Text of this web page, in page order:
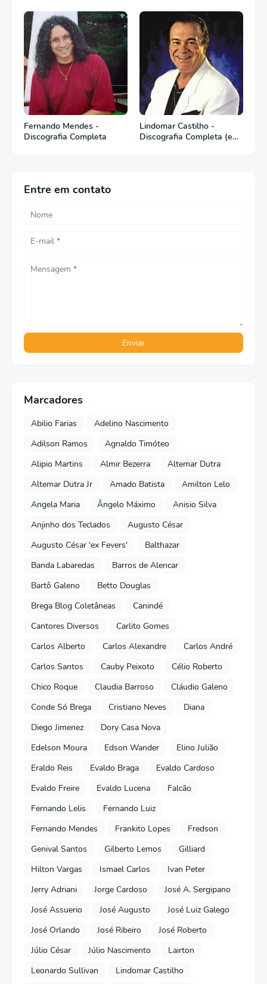
Fernando Mendes -
Discografia Completa
Lindomar Castilho -
Discografia Completa (em
Entre em contato
Marcadores
Abilio Farias
Adelino Nascimento
Adilson Ramos
Agnaldo Timóteo
Alipio Martins
Almir Bezerra
Altemar Dutra
Altemar Dutra Jr
Amado Batista
Amilton Lelo
Angela Maria
Ângelo Máximo
Anisio Silva
Anjinho dos Teclados
Augusto César
Augusto César 'ex Fevers'
Balthazar
Banda Labaredas
Barros de Alencar
Bartô Galeno
Betto Douglas
Brega Blog Coletâneas
Canindé
Cantores Diversos
Carlito Gomes
Carlos Alberto
Carlos Alexandre
Carlos André
Carlos Santos
Cauby Peixoto
Célio Roberto
Chico Roque
Claudia Barroso
Cláudio Galeno
Conde Só Brega
Cristiano Neves
Diana
Diego Jimenez
Dory Casa Nova
Edelson Moura
Edson Wander
Elino Julião
Eraldo Reis
Evaldo Braga
Evaldo Cardoso
Evaldo Freire
Evaldo Lucena
Falcão
Fernando Lelis
Fernando Luiz
Fernando Mendes
Frankito Lopes
Fredson
Genival Santos
Gilberto Lemos
Gilliard
Hilton Vargas
Ismael Carlos
Ivan Peter
Jerry Adriani
Jorge Cardoso
José A. Sergipano
José Assuerio
José Augusto
José Luiz Galego
José Orlando
José Ribeiro
José Roberto
Júlio César
Júlio Nascimento
Lairton
Leonardo Sullivan
Lindomar Castilho